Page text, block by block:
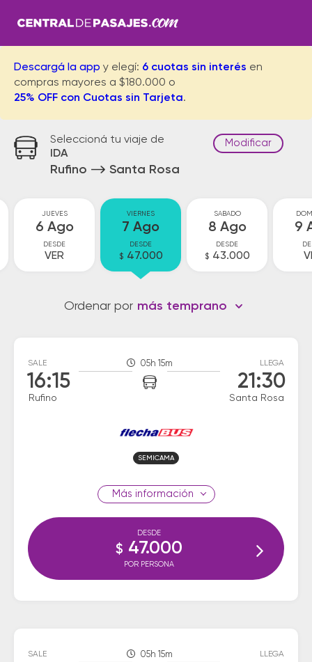
Descargá la app y elegí: 6 cuotas sin interés en
compras mayores a $180.000 o
25% OFF con Cuotas sin Tarjeta.
Seleccioná tu viaje de
IDA
Rufino Santa Rosa
Modificar
JUEVES
6 Ago
DESDE
VER
VIERNES
7 Ago
DESDE
$ 47.000
SABADO
8 Ago
DESDE
$ 43.000
9
Ordenar por más temprano
SALE
16:15
Rufino
05h 15m LLEGA
21:30
Santa Rosa
SEMICAMA
información
DESDE
$ 47.000
POR PERSONA
SALE 05h 15m LLEGA